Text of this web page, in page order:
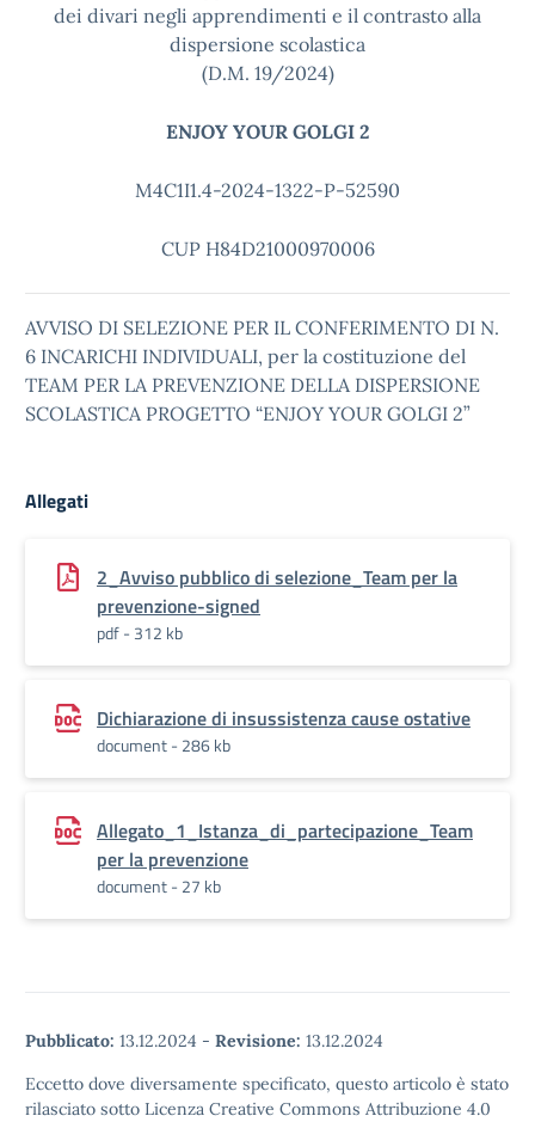
dei divari negli apprendimenti e il contrasto alla
dispersione scolastica
(D.M. 19/2024)
ENJOY YOUR GOLGI 2
M4C1I1.4-2024-1322-P-52590
CUP H84D21000970006
AVVISO DI SELEZIONE PER IL CONFERIMENTO DI N.
6 INCARICHI INDIVIDUALI, per la costituzione del
TEAM PER LA PREVENZIONE DELLA DISPERSIONE
SCOLASTICA PROGETTO “ENJOY YOUR GOLGI 2”
Allegati
2_Avviso pubblico di selezione_Team per la
prevenzione-signed
pdf - 312 kb
Dichiarazione di insussistenza cause ostative
document - 286 kb
Allegato_1_Istanza_di_partecipazione_Team
per la prevenzione
document - 27 kb
Pubblicato: 13.12.2024 - Revisione: 13.12.2024
Eccetto dove diversamente specificato, questo articolo è stato
rilasciato sotto Licenza Creative Commons Attribuzione 4.0